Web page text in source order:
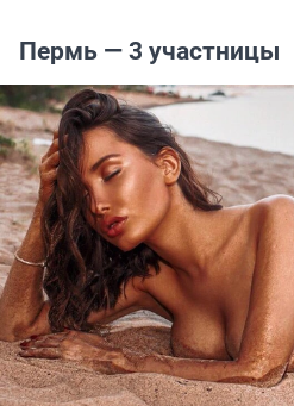
Пермь — 3 участницы